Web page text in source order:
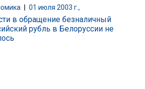
01 июля 2003 г.,
в обращение безналичный
рубль в Белоруссии не